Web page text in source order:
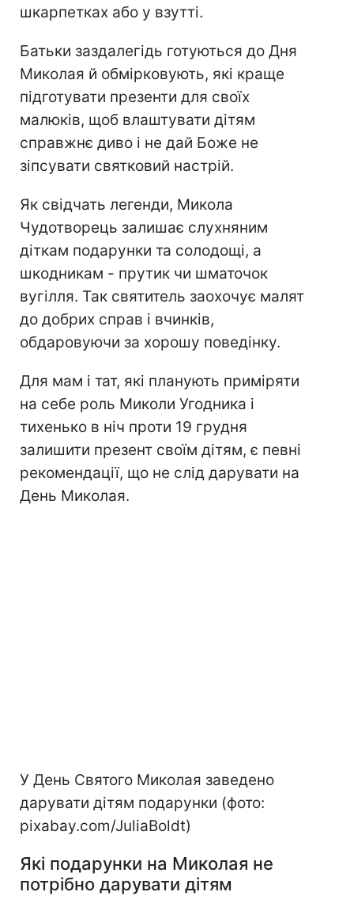
шкарпетках або у взутті.
Батьки заздалегідь готуються до Дня
Миколая й обмірковують, які краще
підготувати презенти для своїх
малюків, щоб влаштувати дітям
справжнє диво і не дай Боже не
зіпсувати святковий настрій.
Як свідчать легенди, Микола
Чудотворець залишає слухняним
діткам подарунки та солодощі, а
шкодникам - прутик чи шматочок
вугілля. Так святитель заохочує малят
до добрих справ і вчинків,
обдаровуючи за хорошу поведінку.
Для мам і тат, які планують приміряти
на себе роль Миколи Угодника і
тихенько в ніч проти 19 грудня
залишити презент своїм дітям, є певні
рекомендації, що не слід дарувати на
День Миколая.
У День Святого Миколая заведено
дарувати дітям подарунки (фото:
pixabay.com/JuliaBoldt)
Які подарунки на Миколая не
потрібно дарувати дітям